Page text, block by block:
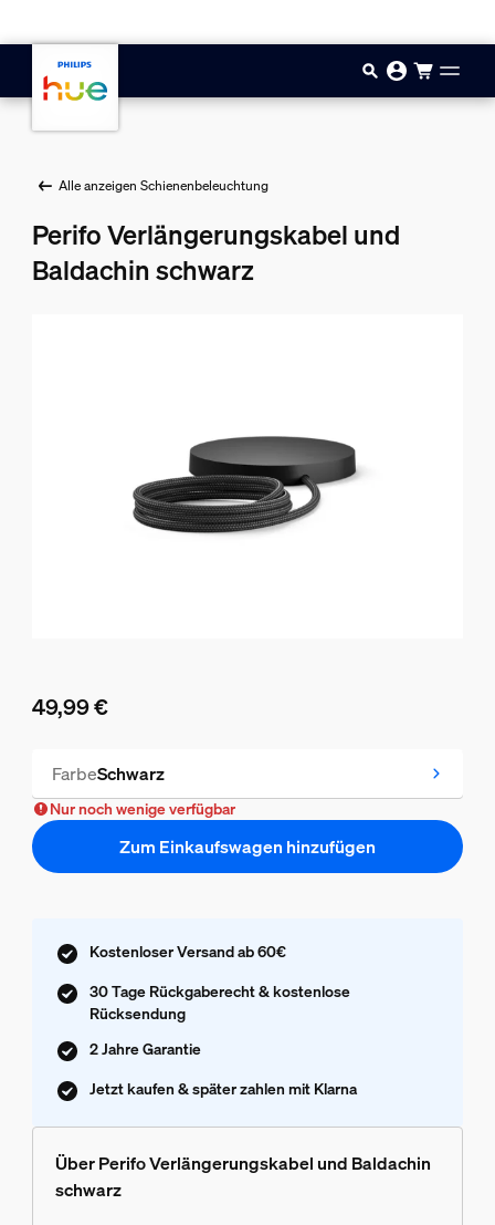
Alle anzeigen Schienenbeleuchtung
Perifo Verlängerungskabel und
Baldachin schwarz
49,99 €
FarbeSchwarz
Nur noch wenige verfügbar
Zum Einkaufswagen hinzufügen
Kostenloser Versand ab 60€
30 Tage Rückgaberecht & kostenlose
Rücksendung
2 Jahre Garantie
Jetzt kaufen & später zahlen mit Klarna
Über Perifo Verlängerungskabel und Baldachin
schwarz